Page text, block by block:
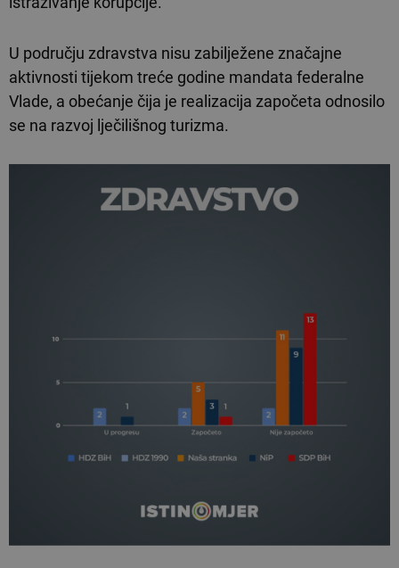
U području zdravstva nisu zabilježene značajne
aktivnosti tijekom treće godine mandata federalne
Vlade, a obećanje čija je realizacija započeta odnosilo
se na razvoj lječilišnog turizma.